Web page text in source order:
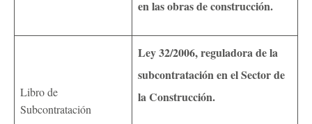
en las obras de construcción.
Libro de
Subcontratación
Ley 32/2006, reguladora de la
subcontratación en el Sector de
la Construcción.